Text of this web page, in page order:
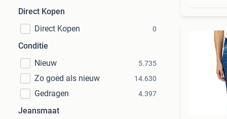
Direct Kopen
Direct Kopen
0
Conditie
Nieuw
5.735
Zo goed als nieuw 14.630
Gedragen 4.397
Jeansmaat